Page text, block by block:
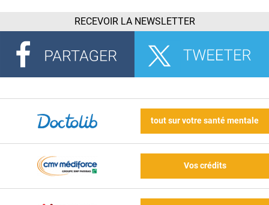
RECEVOIR LA NEWSLETTER
tout sur votre santé mentale
Vos crédits